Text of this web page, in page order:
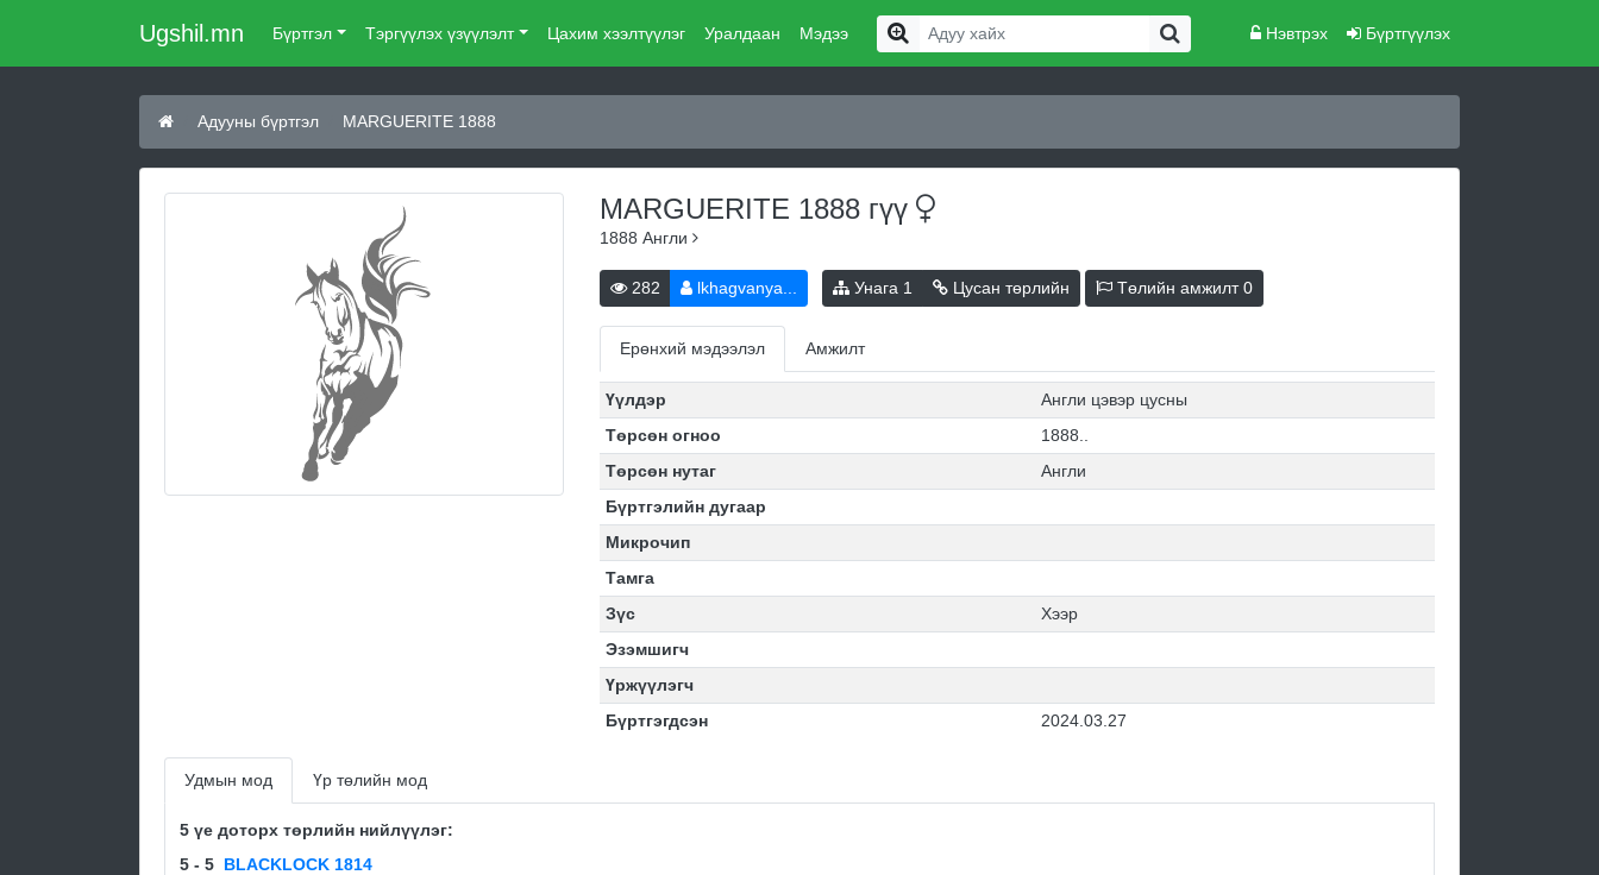
Ugshil.mn Бүртгэл Тэргүүлэх үзүүлэлт Цахим хээлтүүлэг Уралдаан Мэдээ Нэвтрэх Бүртгүүлэх
Адууны бүртгэл MARGUERITE 1888
MARGUERITE 1888 гүү
1888 Англи
282 lkhagvanya... Унага 1 Цусан төрлийн Төлийн амжилт0
Ерөнхий мэдээлэл Амжилт
Үүлдэр
Англи цэвэр цусны
Төрсөн огноо
1888..
Төрсөн нутаг
Англи
Бүртгэлийн дугаар
Микрочип
Тамга
Зүс
Хээр
Эзэмшигч
Үржүүлэгч
Бүртгэгдсэн
2024.03.27
Удмын мод Үр төлийн мод
5 үе доторх төрлийн нийлүүлэг:
5 - 5 BLACKLOCK 1814